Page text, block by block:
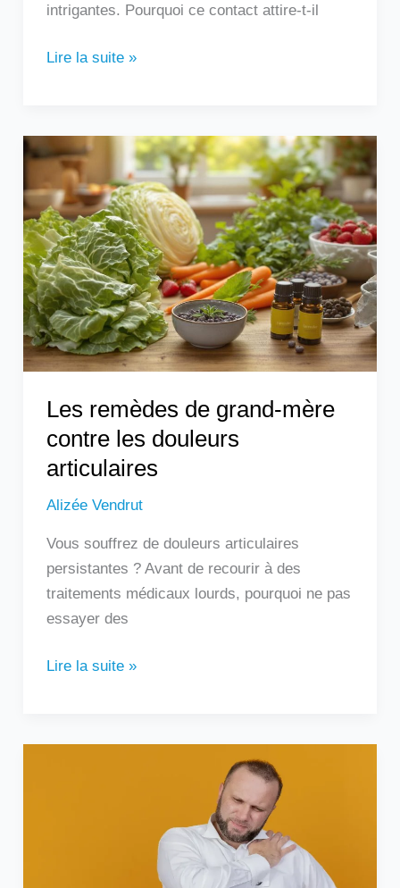
intrigantes. Pourquoi ce contact attire-t-il
Lire la suite »
Les remèdes de grand-mère
contre les douleurs
articulaires
Alizée Vendrut
Vous souffrez de douleurs articulaires
persistantes ? Avant de recourir à des
traitements médicaux lourds, pourquoi ne pas
essayer des
Les
remèdes
de
grand-
mère
contre
les
douleurs
articulaires
Lire la suite »